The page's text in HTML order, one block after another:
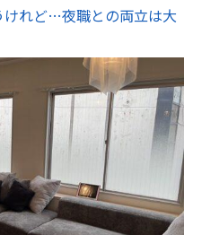
けれど…夜職との両立は大